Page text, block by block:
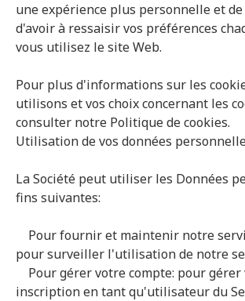
une expérience plus personnelle et
d'avoir à ressaisir vos préférences
vous utilisez le site Web.
Pour plus d'informations sur les
utilisons et vos choix concernant les
consulter notre Politique de cookies.
Utilisation de vos données
La Société peut utiliser les Données
fins suivantes:
Pour fournir et maintenir notre
pour surveiller l'utilisation de notre
Pour gérer votre compte: pour gérer
inscription en tant qu'utilisateur du